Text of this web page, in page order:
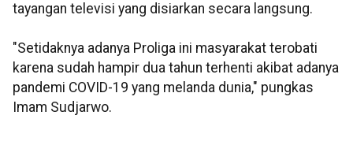
tayangan televisi yang disiarkan secara langsung.
"Setidaknya adanya Proliga ini masyarakat terobati
karena sudah hampir dua tahun terhenti akibat adanya
pandemi COVID-19 yang melanda dunia," pungkas
Imam Sudjarwo.